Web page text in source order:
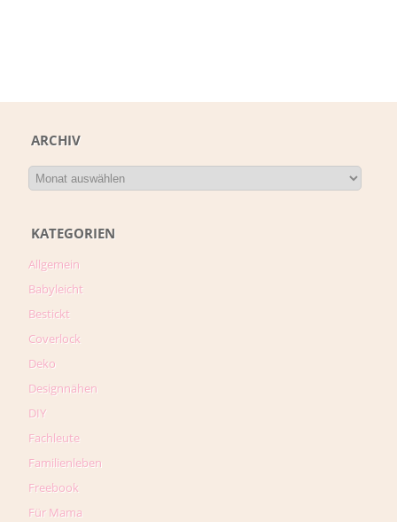
ARCHIV
KATEGORIEN
Allgemein
Babyleicht
Bestickt
Coverlock
Deko
Designnähen
DIY
Fachleute
Familienleben
Freebook
Für Mama